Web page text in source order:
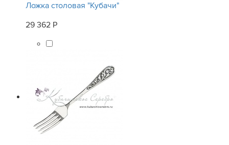
Ложка столовая "Кубачи"
29 362 Р